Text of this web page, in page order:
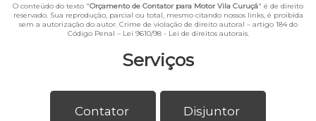
Serviços
Contator Disjuntor
O conteúdo do texto "Orçamento de Contator para Motor Vila Curuçá" é de direito
reservado. Sua reprodução, parcial ou total, mesmo citando nossos links, é proibida
sem a autorização do autor. Crime de violação de direito autoral – artigo 184 do
Código Penal – Lei 9610/98 - Lei de direitos autorais.